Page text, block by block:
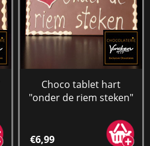
Choco tablet hart
"onder de riem steken"
€6,99